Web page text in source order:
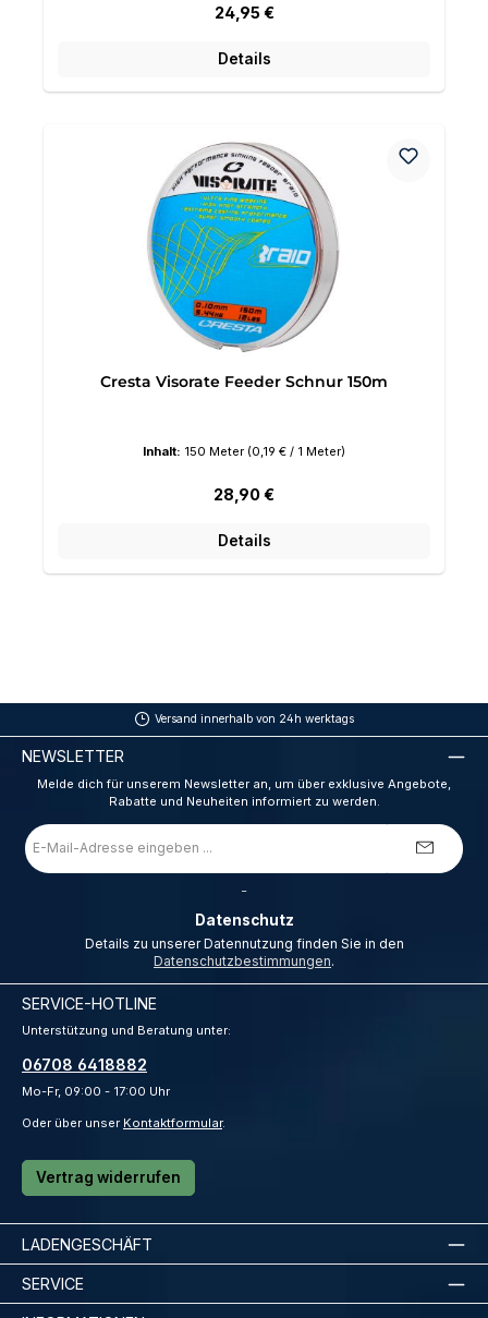
Regulärer Preis:
24,95 €
Details
Cresta Visorate Feeder Schnur 150m
Inhalt: 150 Meter (0,19 € / 1 Meter)
Regulärer Preis:
28,90 €
Details
Versand innerhalb von 24h werktags
NEWSLETTER
Melde dich für unserem Newsletter an, um über exklusive Angebote,
Rabatte und Neuheiten informiert zu werden.
E-
Mail-
Adresse
Datenschutz
Datenschutzbestimmungen.
SERVICE-HOTLINE
Unterstützung und Beratung unter:
06708 6418882
Mo-Fr, 09:00 - 17:00 Uhr
Oder über unser Kontaktformular.
Vertrag widerrufen
LADENGESCHÄFT
SERVICE